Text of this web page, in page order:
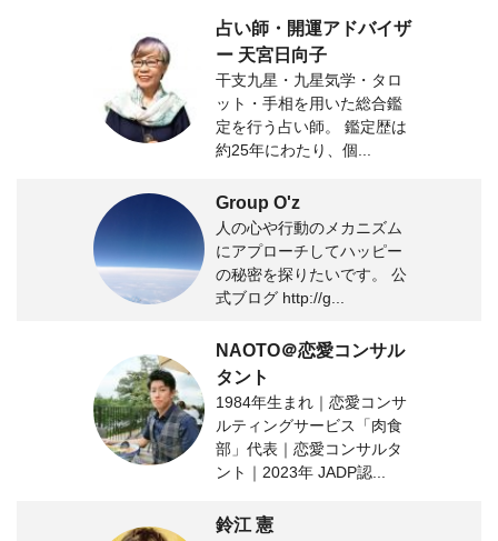
占い師・開運アドバイザ
ー 天宮日向子
干支九星・九星気学・タロ
ット・手相を用いた総合鑑
定を行う占い師。 鑑定歴は
約25年にわたり、個...
Group O'z
人の心や行動のメカニズム
にアプローチしてハッピー
の秘密を探りたいです。 公
式ブログ http://g...
NAOTO＠恋愛コンサル
タント
1984年生まれ｜恋愛コンサ
ルティングサービス「肉食
部」代表｜恋愛コンサルタ
ント｜2023年 JADP認...
鈴江 憲